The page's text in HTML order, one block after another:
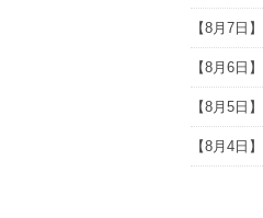
【8月7日
【8月6日
【8月5日
【8月4日